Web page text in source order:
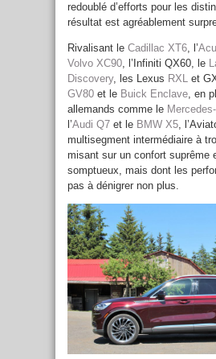
redoublé d’efforts pour les
résultat est agréablement
Rivalisant le Cadillac XT6, l’
Volvo XC90, l’Infiniti QX60, le
Discovery, les Lexus RXL et
GV80 et le Buick Enclave, en
allemands comme le
l’Audi Q7 et le BMW X5,
multisegment intermédiaire à
misant sur un confort suprême
somptueux, mais dont les
pas à dénigrer non plus.